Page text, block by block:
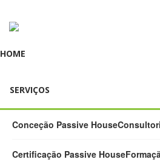
HOME
SERVIÇOS
Conceção Passive House
Certificação Passive House